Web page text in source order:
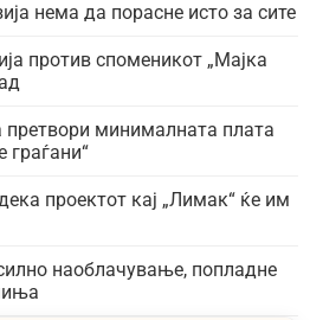
нема да порасне исто за сите
против споменикот „Мајка
претвори минималната плата
граѓани“
проектот кај „Лимак“ ќе им
наоблачување, попладне